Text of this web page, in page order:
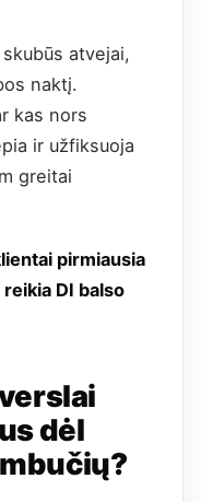
atvejai,
naktį.
kas nors
ir užfiksuoja
greitai
pirmiausia
DI balso
dėl